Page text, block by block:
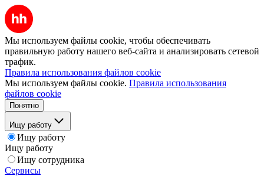
Мы используем файлы cookie, чтобы обеспечивать
правильную работу нашего веб-сайта и анализировать сетевой
трафик.
Правила использования файлов cookie
Мы используем файлы cookie. Правила использования
файлов cookie
Понятно
Ищу работу
Ищу работу
Ищу работу
Ищу сотрудника
Сервисы